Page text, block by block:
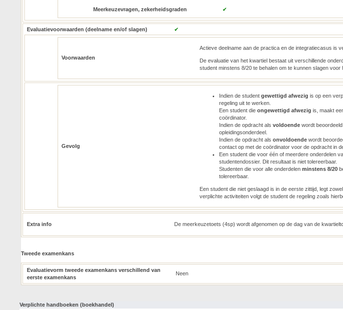
Meerkeuzevragen, zekerheidsgraden ✔
Evaluatievoorwaarden (deelname en/of slagen) ✔
Voorwaarden
Actieve deelname aan de practica en de integratiecasus is
De evaluatie van het kwartiel bestaat uit verschillende
student minstens 8/20 te behalen om te kunnen slagen voor
Gevolg
Indien de student gewettigd afwezig is op een
regeling uit te werken.
Een student die ongewettigd afwezig is, maakt
coördinator.
Indien de opdracht als voldoende wordt
opleidingsonderdeel.
Indien de opdracht als onvoldoende wordt
contact op met de coördinator voor de opdracht in
Een student die voor één of meerdere onderdelen
studentendossier. Dit resultaat is niet tolereerbaar.
Studenten die voor alle onderdelen minstens 8/20
tolereerbaar.
Een student die niet geslaagd is in de eerste zittijd, legt
verplichte activiteiten volgt de student de regeling zoals
Extra info De meerkeuzetoets (4sp) wordt afgenomen op de dag van de
Tweede examenkans
Evaluatievorm tweede examenkans verschillend van
eerste examenkans
Neen
Verplichte handboeken (boekhandel)